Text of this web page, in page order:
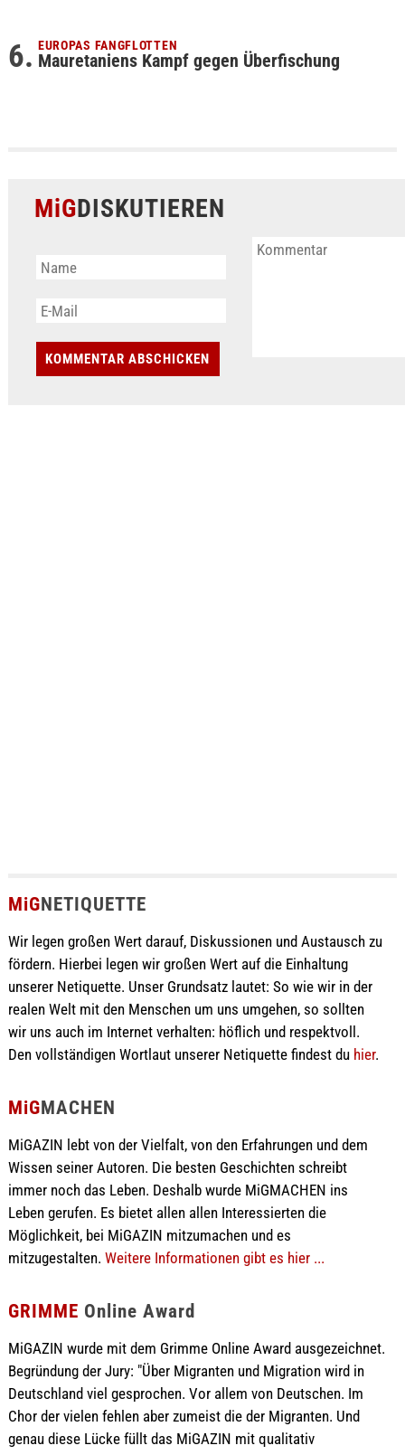
EUROPAS FANGFLOTTEN
Mauretaniens Kampf gegen Überfischung
MiGDISKUTIEREN
MiGNETIQUETTE
Wir legen großen Wert darauf, Diskussionen und Austausch zu
fördern. Hierbei legen wir großen Wert auf die Einhaltung
unserer Netiquette. Unser Grundsatz lautet: So wie wir in der
realen Welt mit den Menschen um uns umgehen, so sollten
wir uns auch im Internet verhalten: höflich und respektvoll.
Den vollständigen Wortlaut unserer Netiquette findest du hier.
MiGMACHEN
MiGAZIN lebt von der Vielfalt, von den Erfahrungen und dem
Wissen seiner Autoren. Die besten Geschichten schreibt
immer noch das Leben. Deshalb wurde MiGMACHEN ins
Leben gerufen. Es bietet allen allen Interessierten die
Möglichkeit, bei MiGAZIN mitzumachen und es
mitzugestalten. Weitere Informationen gibt es hier ...
GRIMME Online Award
MiGAZIN wurde mit dem Grimme Online Award ausgezeichnet.
Begründung der Jury: "Über Migranten und Migration wird in
Deutschland viel gesprochen. Vor allem von Deutschen. Im
Chor der vielen fehlen aber zumeist die der Migranten. Und
genau diese Lücke füllt das MiGAZIN mit qualitativ